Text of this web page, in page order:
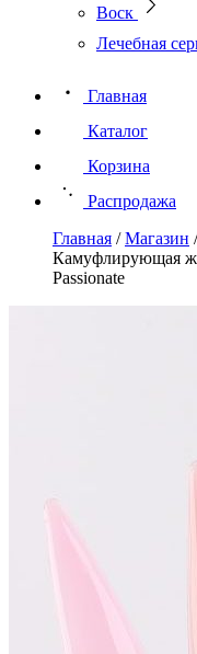
Воск
Лечебная
Главная
Каталог
Корзина
Распродажа
Главная /Магазин
Камуфлирующая
Passionate